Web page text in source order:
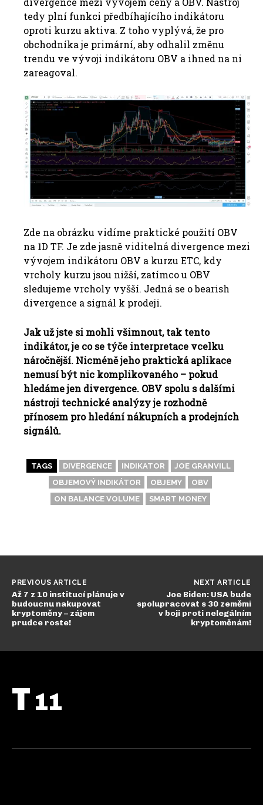
tedy plní funkci předbíhajícího indikátoru
oproti kurzu aktiva. Z toho vyplývá, že pro
obchodníka je primární, aby odhalil změnu
trendu ve vývoji indikátoru OBV a ihned na ni
zareagoval.
Zde na obrázku vidíme praktické použití OBV
na 1D TF. Je zde jasně viditelná divergence mezi
vývojem indikátoru OBV a kurzu ETC, kdy
vrcholy kurzu jsou nižší, zatímco u OBV
sledujeme vrcholy vyšší. Jedná se o bearish
divergence a signál k prodeji.
Jak už jste si mohli všimnout, tak tento
indikátor, je co se týče interpretace vcelku
náročnější. Nicméně jeho praktická aplikace
nemusí být nic komplikovaného – pokud
hledáme jen divergence. OBV spolu s dalšími
nástroji technické analýzy je rozhodně
přínosem pro hledání nákupních a prodejních
signálů.
TAGS DIVERGENCE INDIKATOR
JOE GRANVILL
OBJEMOVÝ INDIKÁTOR
OBJEMY
OBV
ON BALANCE VOLUME
SMART MONEY
PREVIOUS ARTICLE
Až 7 z 10 institucí plánuje v
budoucnu nakupovat
kryptoměny – zájem
prudce roste!
NEXT ARTICLE
Joe Biden: USA bude
spolupracovat s 30 zeměmi
v boji proti nelegálním
kryptoměnám!
T 11